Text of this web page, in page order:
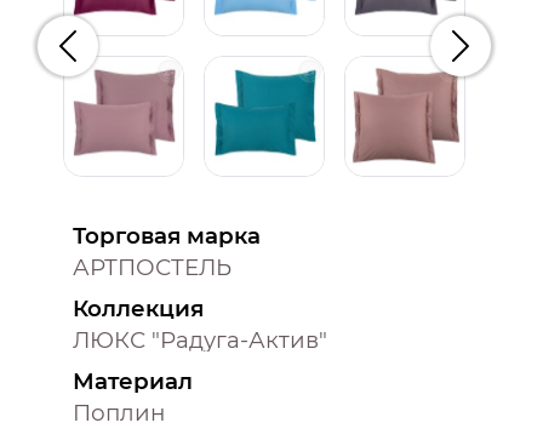
Предыдущий
Торговая марка
АРТПОСТЕЛЬ
Коллекция
ЛЮКС "Радуга-Актив"
Материал
Поплин